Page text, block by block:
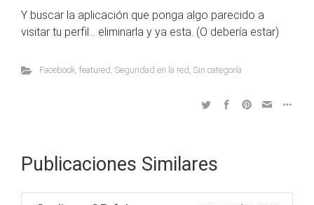
Y buscar la aplicación que ponga algo parecido a
visitar tu perfil… eliminarla y ya esta. (O debería estar)
Facebook, featured , Seguridad en la red , Sin categoría
Publicaciones Similares